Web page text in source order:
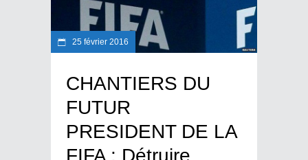
25 février 2016
CHANTIERS DU
FUTUR
PRESIDENT DE LA
FIFA : Détruire